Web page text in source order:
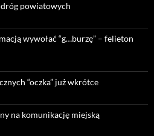
powiatowych
wywołać “g…burzę” – felieton
“oczka” już wkrótce
na komunikację miejską